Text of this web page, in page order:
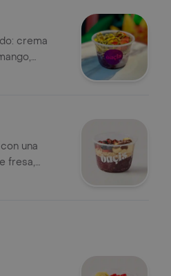
crema
una
fresa,
acidito de